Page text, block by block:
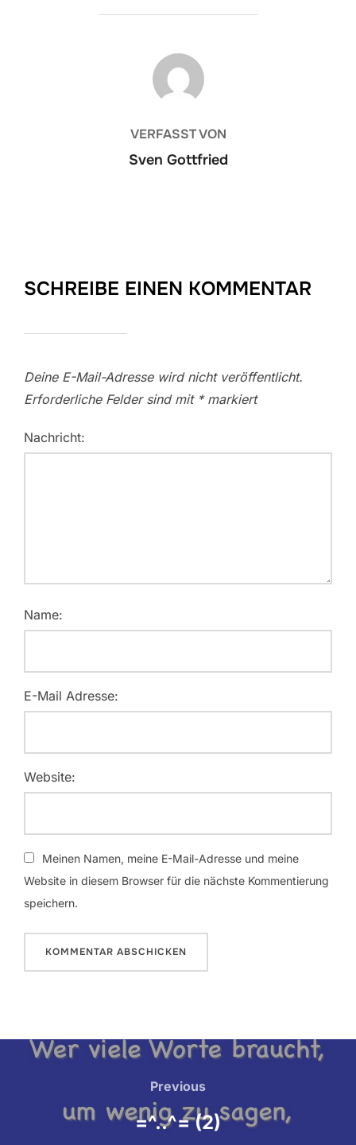
BEITRAGSAUTOR
VERFASST VON
Sven Gottfried
SCHREIBE EINEN KOMMENTAR
Deine E-Mail-Adresse wird nicht veröffentlicht.
Erforderliche Felder sind mit *markiert
Nachricht:
Name:
E-Mail Adresse:
Website:
Meinen Namen, meine E-Mail-Adresse und meine
Website in diesem Browser für die nächste Kommentierung
speichern.
Beitrags-
Previous
Previous
=^..^= (2)